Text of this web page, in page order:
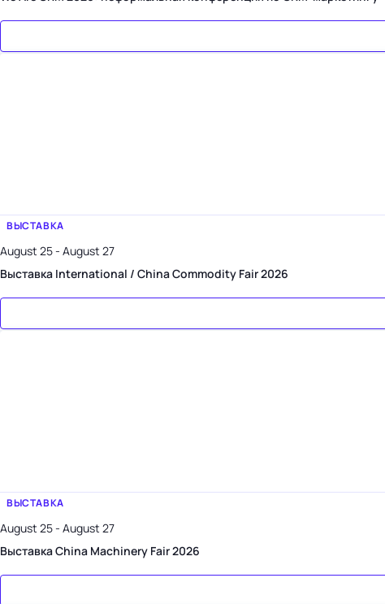
ВЫСТАВКА
August 25 - August 27
Выставка International / China Commodity Fair 2026
ВЫСТАВКА
August 25 - August 27
Выставка China Machinery Fair 2026